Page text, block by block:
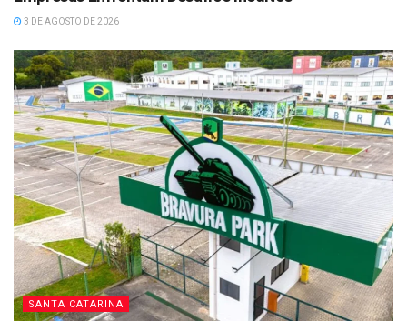
3 DE AGOSTO DE 2026
SANTA CATARINA